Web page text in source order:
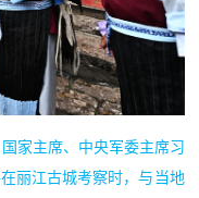
家主席、中央军委主席习
丽江古城考察时，与当地